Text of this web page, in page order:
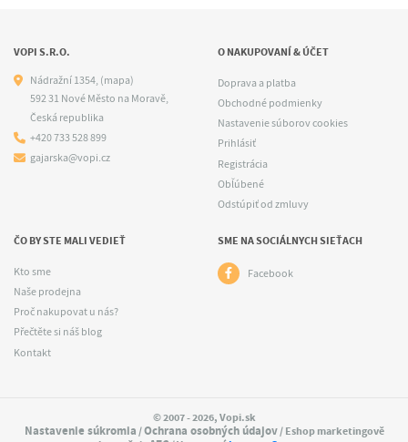
VOPI S.R.O.
Nádražní 1354, (mapa)
592 31 Nové Město na Moravě,
Česká republika
+420 733 528 899
gajarska@vopi.cz
O NAKUPOVANÍ & ÚČET
Doprava a platba
Obchodné podmienky
Nastavenie súborov cookies
Prihlásiť
Registrácia
Obľúbené
Odstúpiť od zmluvy
ČO BY STE MALI VEDIEŤ
Kto sme
Naše prodejna
Proč nakupovat u nás?
Přečtěte si náš blog
Kontakt
SME NA SOCIÁLNYCH SIEŤACH
Facebook
© 2007 - 2026, Vopi.sk
Nastavenie súkromia/Ochrana osobných údajov/ Eshop marketingově